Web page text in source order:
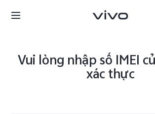
Đặt hàng
Vui lòng nhập số IMEI
xác thực